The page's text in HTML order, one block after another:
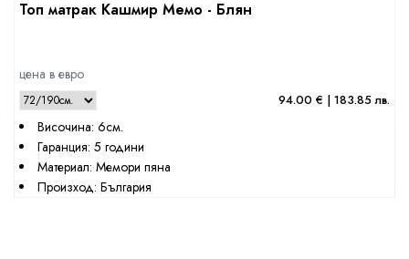
Топ матрак Кашмир Мемо - Блян
цена в евро
94.00 € | 183.85 лв.
Височина: 6см.
Гаранция: 5 години
Материал: Мемори пяна
Произход: България